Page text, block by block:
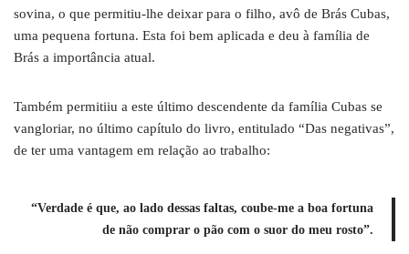
sovina, o que permitiu-lhe deixar para o filho, avô de Brás Cubas,
uma pequena fortuna. Esta foi bem aplicada e deu à família de
Brás a importância atual.
Também permitiiu a este último descendente da família Cubas se
vangloriar, no último capítulo do livro, entitulado “Das negativas”,
de ter uma vantagem em relação ao trabalho:
“Verdade é que, ao lado dessas faltas, coube-me a boa fortuna
de não comprar o pão com o suor do meu rosto”.